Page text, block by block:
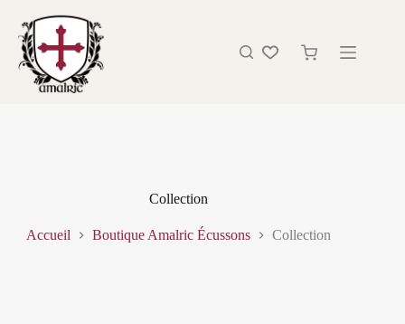
Collection
Accueil Boutique Amalric Écussons Collection